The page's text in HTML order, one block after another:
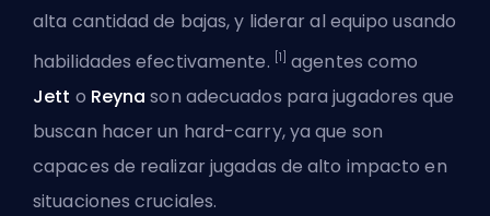
alta cantidad de bajas, y liderar al equipo usando
habilidades efectivamente. [1] agentes como
Jett o Reyna son adecuados para jugadores que
buscan hacer un hard-carry, ya que son
capaces de realizar jugadas de alto impacto en
situaciones cruciales.